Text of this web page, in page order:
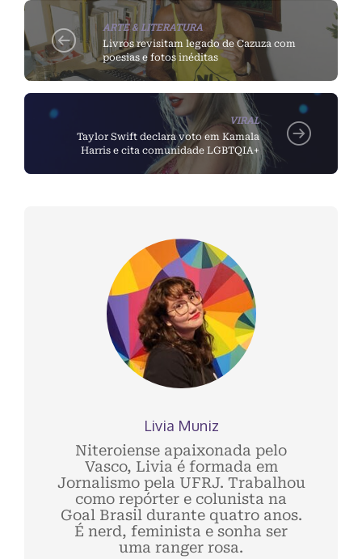
ARTE & LITERATURA
Livros revisitam legado de Cazuza com
poesias e fotos inéditas
VIRAL
Taylor Swift declara voto em Kamala
Harris e cita comunidade LGBTQIA+
Livia Muniz
Niteroiense apaixonada pelo
Vasco, Livia é formada em
Jornalismo pela UFRJ. Trabalhou
como repórter e colunista na
Goal Brasil durante quatro anos.
É nerd, feminista e sonha ser
uma ranger rosa.